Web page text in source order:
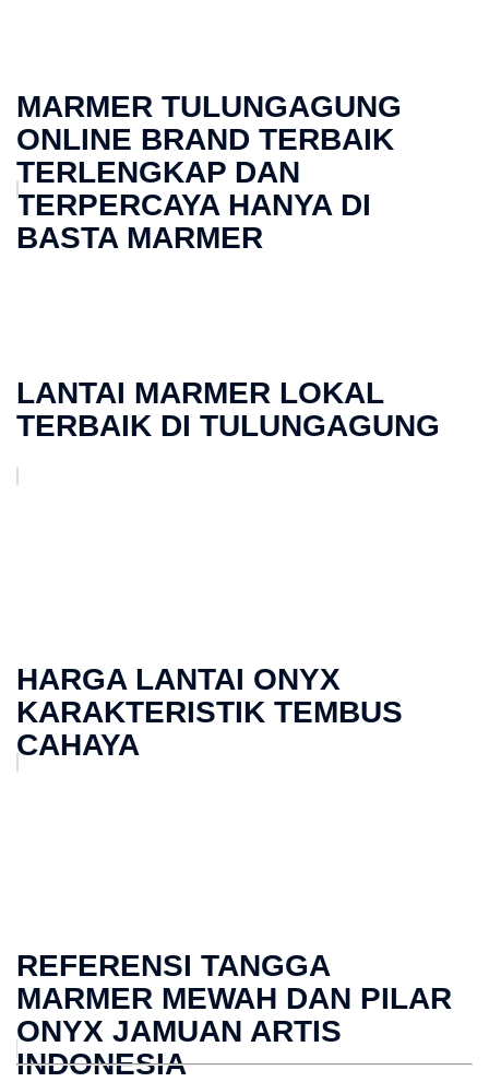
MARMER TULUNGAGUNG
ONLINE BRAND TERBAIK
TERLENGKAP DAN
TERPERCAYA HANYA DI
BASTA MARMER
LANTAI MARMER LOKAL
TERBAIK DI TULUNGAGUNG
HARGA LANTAI ONYX
KARAKTERISTIK TEMBUS
CAHAYA
REFERENSI TANGGA
MARMER MEWAH DAN PILAR
ONYX JAMUAN ARTIS
INDONESIA